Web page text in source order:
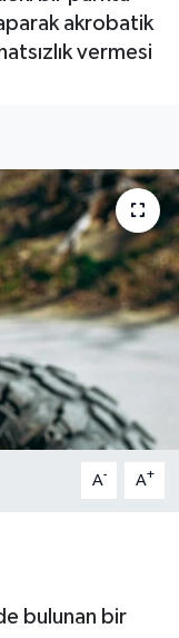
akrobatik
vermesi
A- A+
bulunan bir